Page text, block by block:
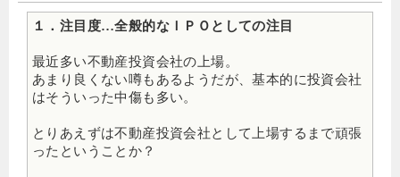
１．注目度…全般的なＩＰＯとしての注目
最近多い不動産投資会社の上場。
あまり良くない噂もあるようだが、基本的に投資会社
はそういった中傷も多い。
とりあえずは不動産投資会社として上場するまで頑張
ったということか？